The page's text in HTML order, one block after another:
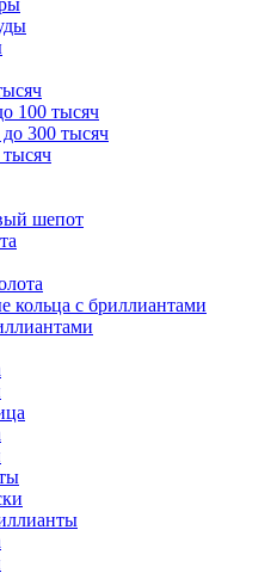
100 тысяч
300 тысяч
шепот
кольца с бриллиантами